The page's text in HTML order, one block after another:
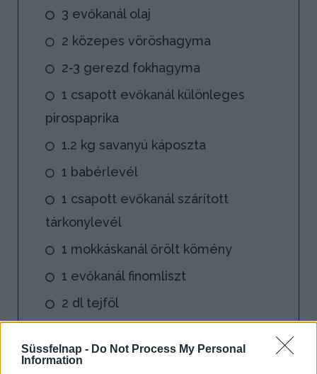
Süssfelnap - Do Not Process My Personal
Information
3 evőkanál olaj
2 közepes vöröshagyma
2-3 gerezd fokhagyma
1 csapott evőkanál különleges
pirospaprika
1.2 kg savanyú káposzta
1 babérlevél
1 csapott evőkanál szárított
tárkonylevél
1 mokkáskanál őrölt kömény
1 evőkanál finomliszt
2 dl tejföl
Erős Pista